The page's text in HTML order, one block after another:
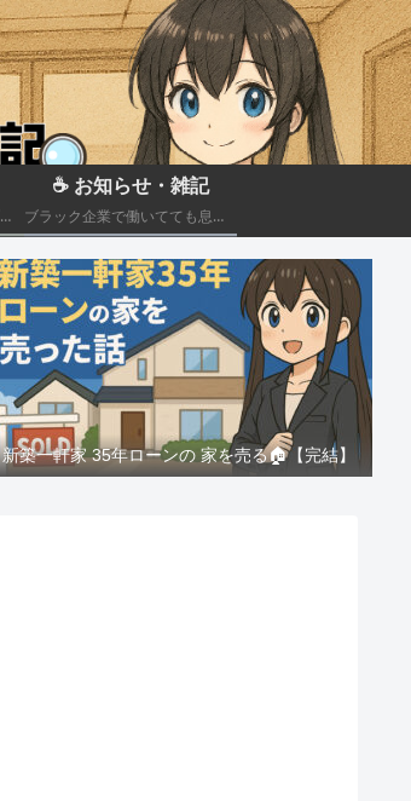
ＣｈａｔＧＰＴと会話してブラック企業での疲れを癒やしたり、自己成長のための知見を広げる💻
☕ お知らせ・雑記
ブラック企業で働いてても息抜きしたい。。。
新築一軒家 35年ローンの 家を売る🏠️【完結】